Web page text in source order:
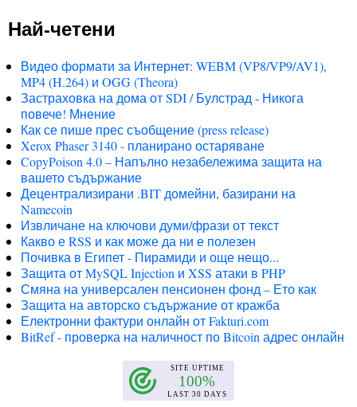
Най-четени
Видео формати за Интернет: WEBM (VP8/VP9/AV1),
MP4 (H.264) и OGG (Theora)
Застраховка на дома от SDI / Булстрад - Никога
повече! Мнение
Как се пише прес съобщение (press release)
Xerox Phaser 3140 - планирано остаряване
CopyPoison 4.0 – Напълно незабележима защита на
вашето съдържание
Децентрализирани .BIT домейни, базирани на
Namecoin
Извличане на ключови думи/фрази от текст
Какво е RSS и как може да ни е полезен
Почивка в Египет - Пирамиди и още нещо...
Защита от MySQL Injection и XSS атаки в PHP
Смяна на универсален пенсионен фонд – Ето как
Защита на авторско съдържание от кражба
Електронни фактури онлайн от Fakturi.com
BitRef - проверка на наличност по Bitcoin адрес онлайн